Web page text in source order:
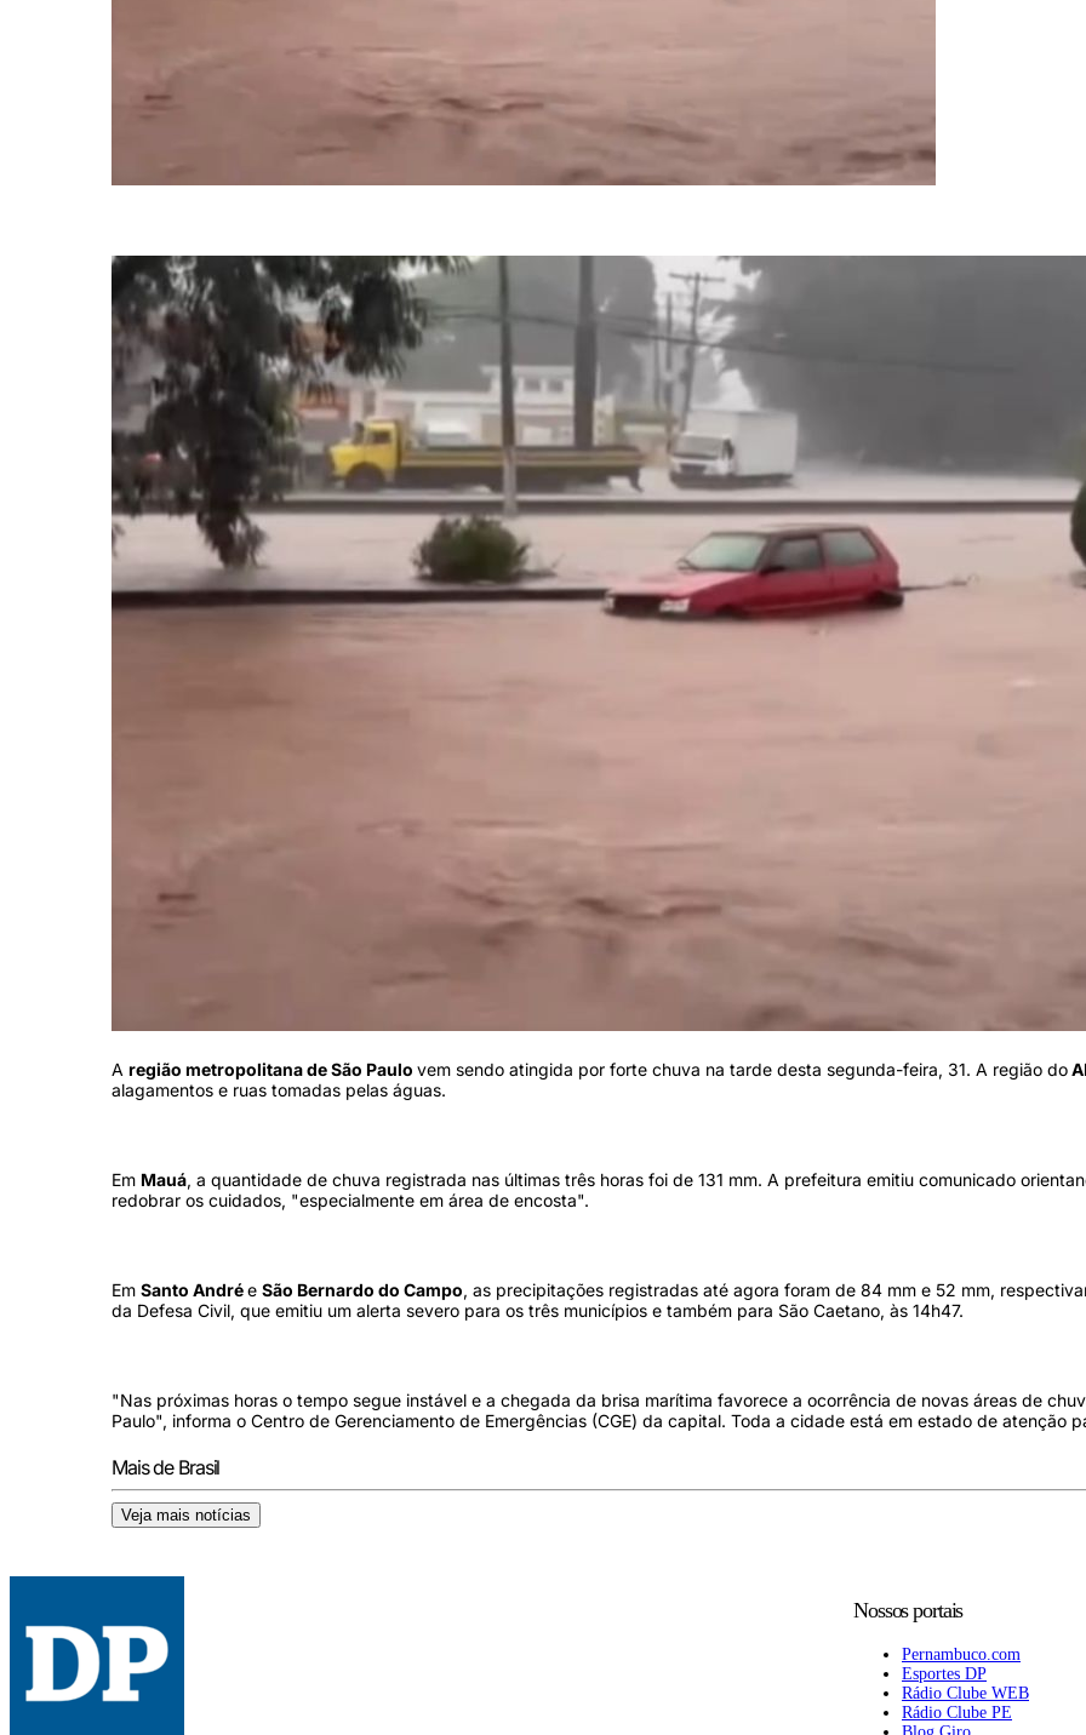
A região metropolitana de São Paulo vem sendo atingida por forte chuva na tarde desta segunda-feira, 31. A região do
alagamentos e ruas tomadas pelas águas.
Em Mauá, a quantidade de chuva registrada nas últimas três horas foi de 131 mm. A prefeitura emitiu comunicado
redobrar os cuidados, "especialmente em área de encosta".
Em Santo Andrée São Bernardo do Campo, as precipitações registradas até agora foram de 84 mm e 52 mm,
da Defesa Civil, que emitiu um alerta severo para os três municípios e também para São Caetano, às 14h47.
"Nas próximas horas o tempo segue instável e a chegada da brisa marítima favorece a ocorrência de novas áreas de
Paulo", informa o Centro de Gerenciamento de Emergências (CGE) da capital. Toda a cidade está em estado de atenção
Mais de Brasil
Veja mais notícias
Nossos portais
Pernambuco.com
Esportes DP
Rádio Clube WEB
Rádio Clube PE